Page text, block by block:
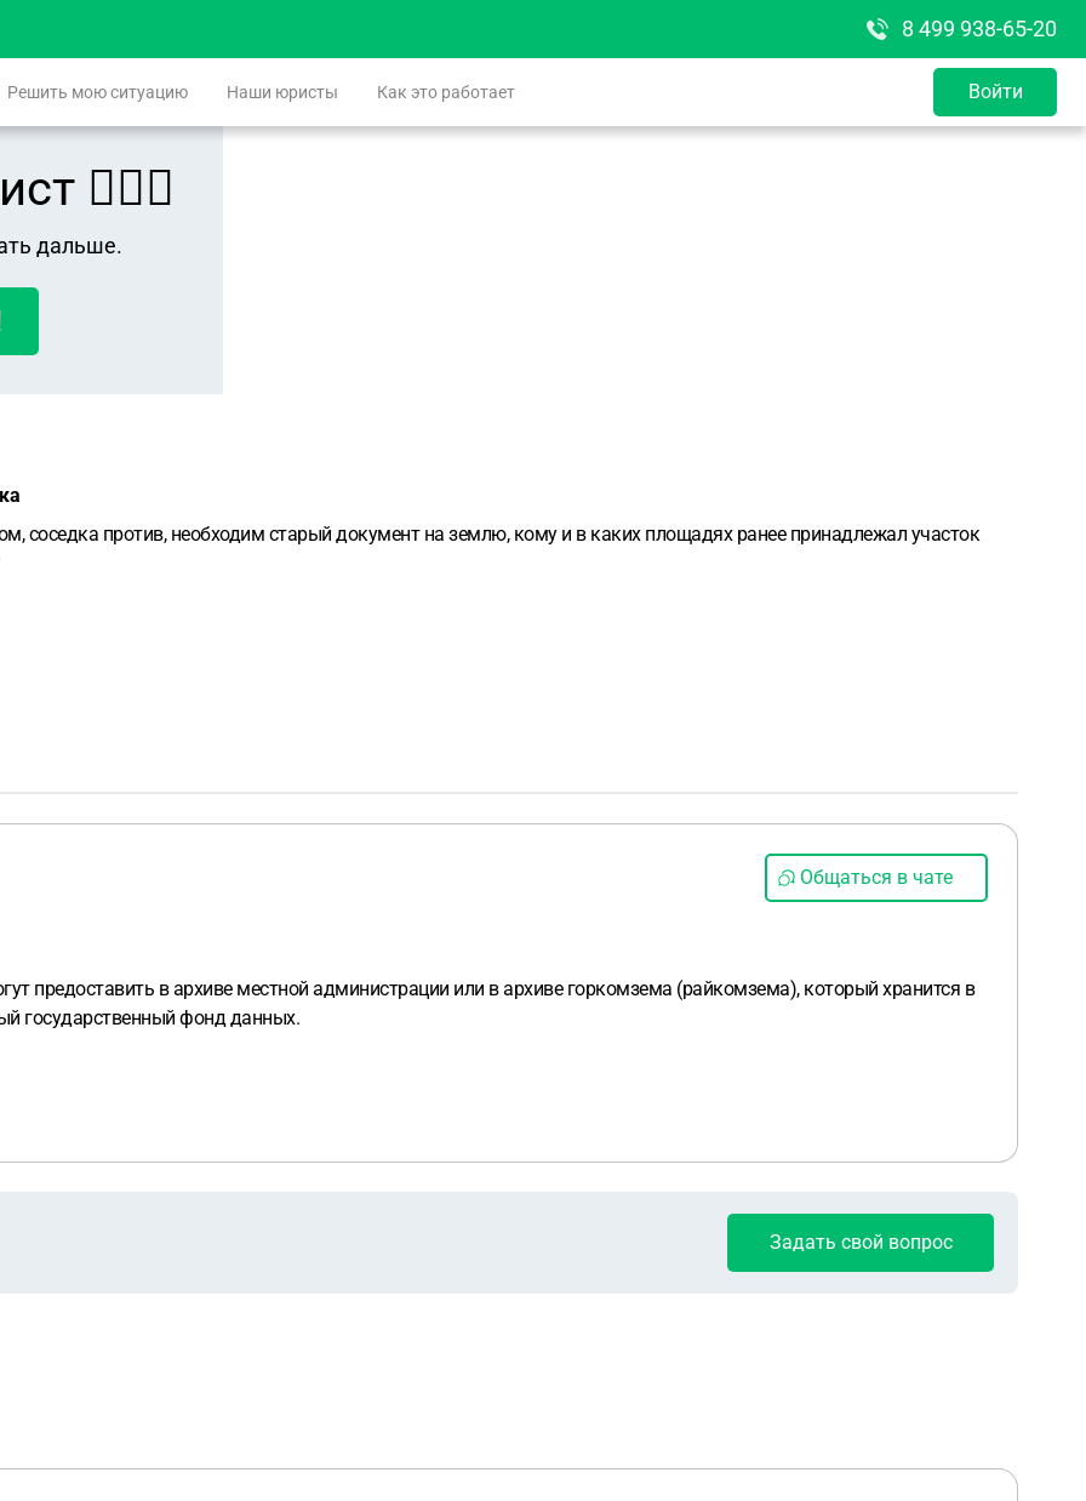
8 499 938-65-20
Решить мою ситуацию Наши юристы Как это работает Войти
👨🏻‍⚖️
дальше.
соседка против, необходим старый документ на землю, кому и в каких площадях ранее принадлежал участок
Общаться в чате
предоставить в архиве местной администрации или в архиве горкомзема (райкомзема), который хранится в
государственный фонд данных.
Задать свой вопрос